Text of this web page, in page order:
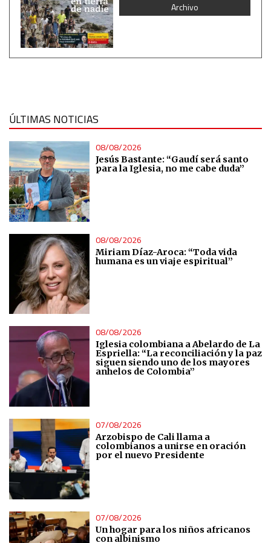
Archivo
ÚLTIMAS NOTICIAS
08/08/2026
Jesús Bastante: “Gaudí será santo
para la Iglesia, no me cabe duda”
08/08/2026
Miriam Díaz-Aroca: “Toda vida
humana es un viaje espiritual”
08/08/2026
Iglesia colombiana a Abelardo de La
Espriella: “La reconciliación y la paz
siguen siendo uno de los mayores
anhelos de Colombia”
07/08/2026
Arzobispo de Cali llama a
colombianos a unirse en oración
por el nuevo Presidente
07/08/2026
Un hogar para los niños africanos
con albinismo
Measure advertising performance
Measure content performance
Develop and improve services
Use limited data to select content
IAB Special Features:
Use precise geolocation data
Identify devices based on information actively requested
Non-IAB processing purposes:
Essential
Analytical
Functional
Advertising